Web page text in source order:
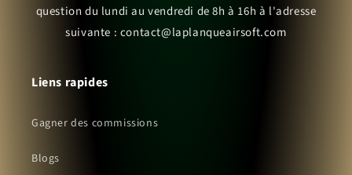
question du lundi au vendredi de 8h à 16h à l'adresse
suivante : contact@laplanqueairsoft.com
Liens rapides
Gagner des commissions
Blogs